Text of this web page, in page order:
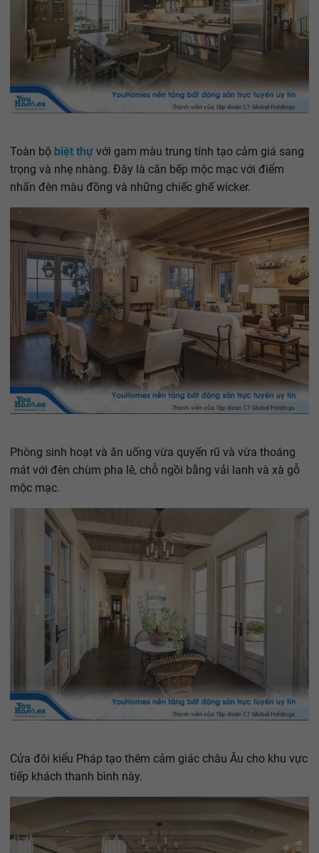
Toàn bộ biệt thựvới gam màu trung tính tạo cảm giá sang
trọng và nhẹ nhàng. Đây là căn bếp mộc mạc với điểm
nhấn đèn màu đồng và những chiếc ghế wicker.
Phòng sinh hoạt và ăn uống vừa quyến rũ và vừa thoáng
mát với đèn chùm pha lê, chỗ ngồi bằng vải lanh và xà gỗ
mộc mạc.
Cửa đôi kiểu Pháp tạo thêm cảm giác châu Âu cho khu vực
tiếp khách thanh bình này.